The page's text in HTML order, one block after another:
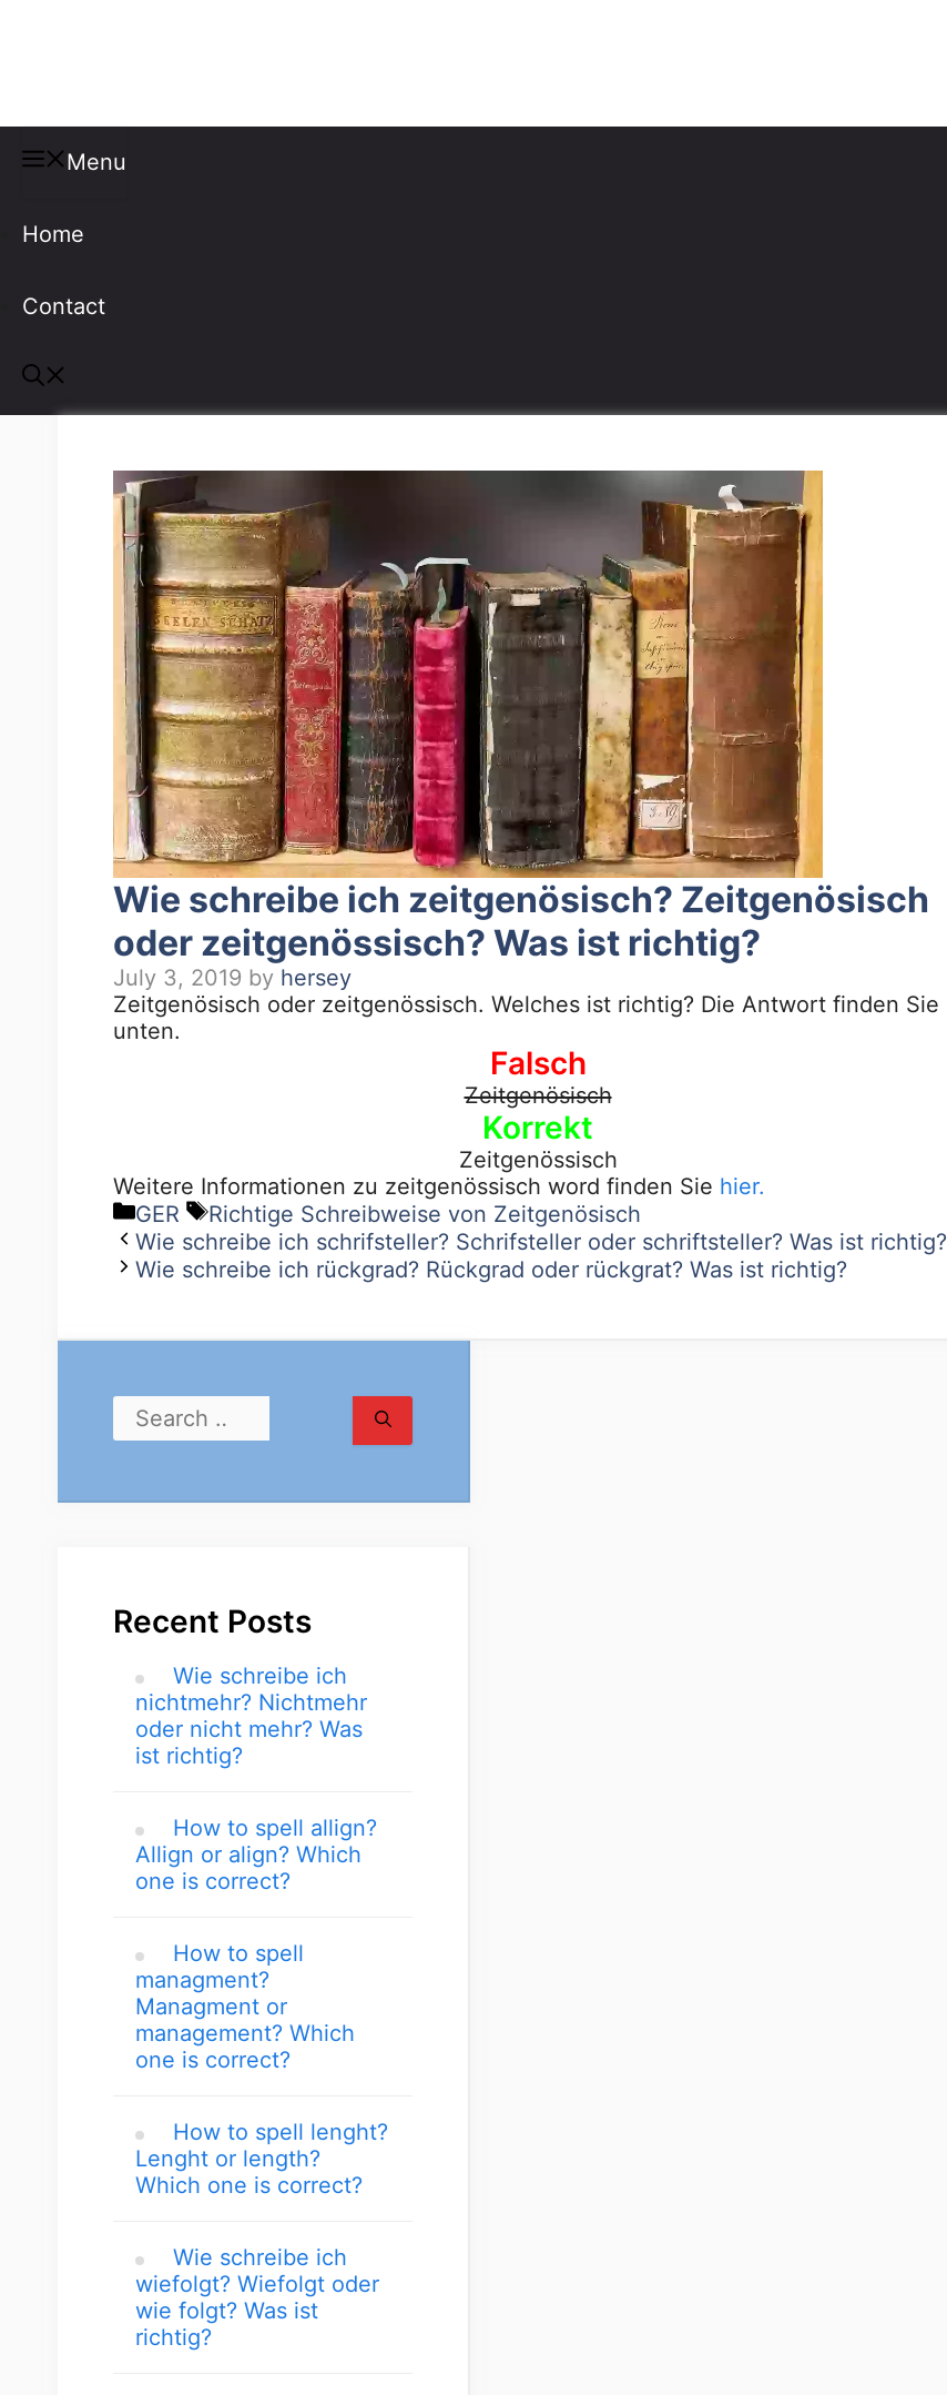
Menu
Home
Contact
Wie schreibe ich zeitgenösisch? Zeitgenösisch
oder zeitgenössisch? Was ist richtig?
July 3, 2019 by hersey
Zeitgenösisch oder zeitgenössisch. Welches ist richtig? Die Antwort finden Sie
unten.
Falsch
Zeitgenösisch
Korrekt
Zeitgenössisch
Weitere Informationen zu zeitgenössisch word finden Sie hier.
GER
Richtige Schreibweise von Zeitgenösisch
Wie schreibe ich schrifsteller? Schrifsteller oder schriftsteller? Was ist richtig?
Wie schreibe ich rückgrad? Rückgrad oder rückgrat? Was ist richtig?
Recent Posts
Wie schreibe ich
nichtmehr? Nichtmehr
oder nicht mehr? Was
ist richtig?
How to spell allign?
Allign or align? Which
one is correct?
How to spell
managment?
Managment or
management? Which
one is correct?
How to spell lenght?
Lenght or length?
Which one is correct?
Wie schreibe ich
wiefolgt? Wiefolgt oder
wie folgt? Was ist
richtig?